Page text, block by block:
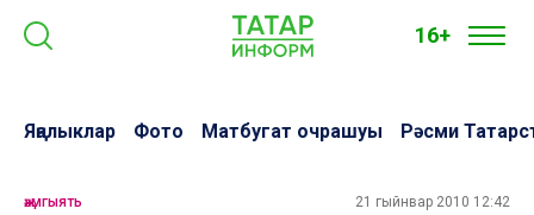
16+
Яңалыклар Фото Матбугат очрашуы Рәсми
җәмгыять 21 гыйнвар 2010 12:42